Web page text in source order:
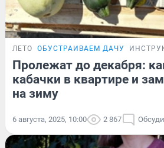
ЛЕТО ОБУСТРАИВАЕМ ДАЧУ
Пролежат до декабря:
кабачки в квартире и
на зиму
6 августа, 2025, 10:00 2 867